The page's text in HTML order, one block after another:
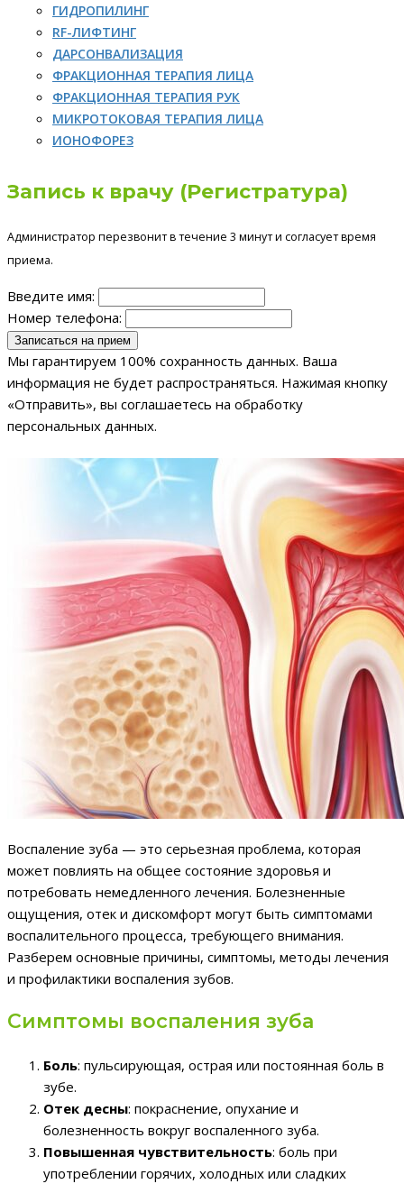
ГИДРОПИЛИНГ
RF-ЛИФТИНГ
ДАРСОНВАЛИЗАЦИЯ
ФРАКЦИОННАЯ ТЕРАПИЯ ЛИЦА
ФРАКЦИОННАЯ ТЕРАПИЯ РУК
МИКРОТОКОВАЯ ТЕРАПИЯ ЛИЦА
ИОНОФОРЕЗ
Запись к врачу (Регистратура)
Администратор перезвонит в течение 3 минут и согласует время
приема.
Введите имя:
Номер телефона:
Мы гарантируем 100% сохранность данных. Ваша
информация не будет распространяться. Нажимая кнопку
«Отправить», вы соглашаетесь на обработку
персональных данных.
Воспаление зуба — это серьезная проблема, которая
может повлиять на общее состояние здоровья и
потребовать немедленного лечения. Болезненные
ощущения, отек и дискомфорт могут быть симптомами
воспалительного процесса, требующего внимания.
Разберем основные причины, симптомы, методы лечения
и профилактики воспаления зубов.
Симптомы воспаления зуба
Боль: пульсирующая, острая или постоянная боль в
зубе.
Отек десны: покраснение, опухание и
болезненность вокруг воспаленного зуба.
Повышенная чувствительность: боль при
употреблении горячих, холодных или сладких